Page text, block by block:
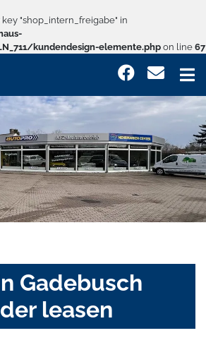
"shop_intern_freigabe" in
kundendesign-elemente.php on line 67
Gadebusch
leasen